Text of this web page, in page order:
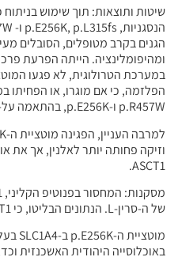
שיטות ותוצאות: תוך שימוש
הגנים בקרב מטופלים, הסובלים
ומהיפומלינציה. הייתה הפרעת
במערכת הטרולוגית, לא פגעו
הפלזמה, כי אם מוגרו, או הפחיתו
p.R457W ו-p.E256K, בהתאמה על-ידי ה-סרין-L.
וזיקה פחותה יותר לאלנין, אך את
ASCT1.
של ה-סרין-L. הנתונים הבליטו, כי ASCT1 נחוץ להעברת הסרין במוח.
באוכלוסייה היהודית האשכנזית